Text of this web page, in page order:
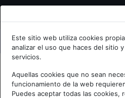
Bienvenid@ a
Escribe tu Email
Accede o regístrate con tu
Este sitio web utiliza cookies
analizar el uso que haces del sitio
servicios.
Aquellas cookies que no sean
funcionamiento de la web
Puedes aceptar todas las cookies,